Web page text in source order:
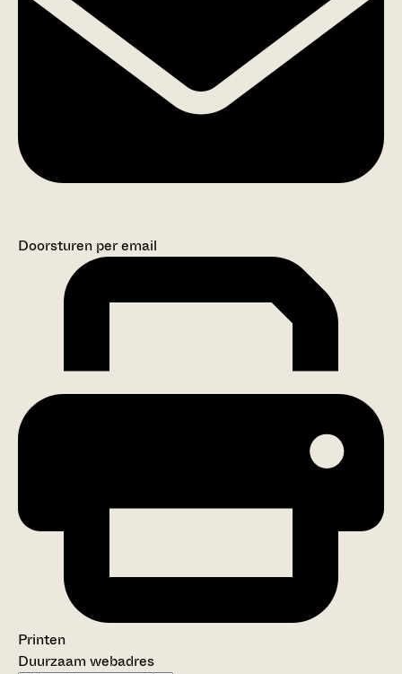
Doorsturen per email
Printen
Duurzaam webadres